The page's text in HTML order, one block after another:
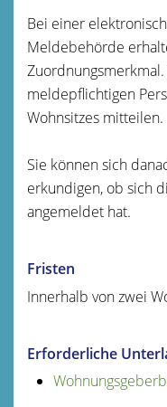
Bei einer
Meldebehörde
meldepflichtigen
Wohnsitzes mitteilen.
Sie können sich
erkundigen, ob sich
angemeldet hat.
Fristen
Innerhalb von zwei
Erforderliche